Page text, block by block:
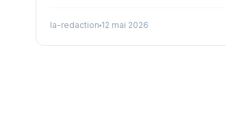
la-redaction 12 mai 2026